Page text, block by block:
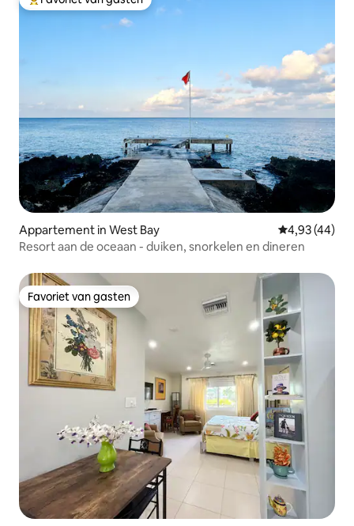
Topfavoriet van gasten
Appartement in West Bay Gemiddelde
4,93 (44)
Resort aan de oceaan - duiken, snorkelen en dineren
Favoriet van gasten
Favoriet van gasten